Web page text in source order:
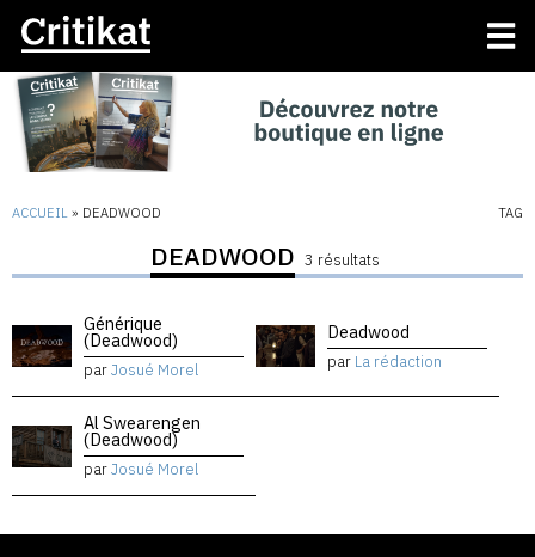
ACCUEIL » DEADWOOD TAG
DEADWOOD 3 résultats
Générique
(Deadwood)
parJosué Morel
Deadwood
par La rédaction
Al Swearengen
(Deadwood)
parJosué Morel